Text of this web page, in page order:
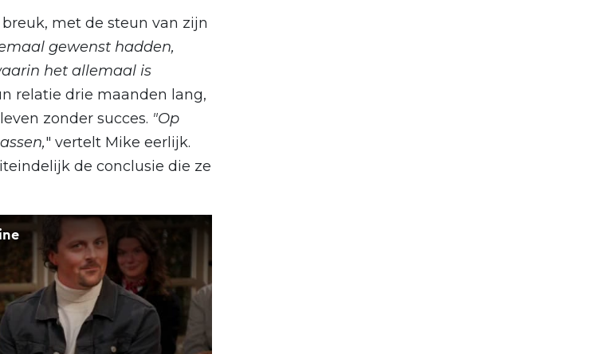
met de steun van zijn
gewenst hadden,
het allemaal is
relatie drie maanden lang,
zonder succes. "Op
" vertelt Mike eerlijk.
de conclusie die ze